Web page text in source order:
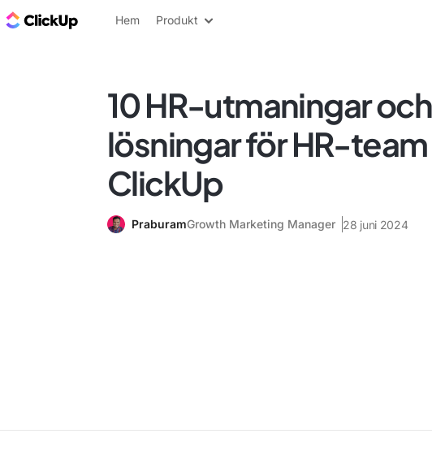
ClickUp-bloggen
Hem Produkt
10 HR-utmaningar och
lösningar för HR-team
ClickUp
PraburamGrowth Marketing Manager 28 juni 2024